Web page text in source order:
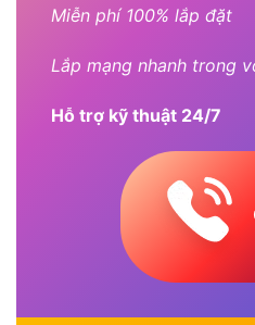
Miễn phí 100% lắp đặt
Lắp mạng nhanh trong
Hỗ trợ kỹ thuật 24/7